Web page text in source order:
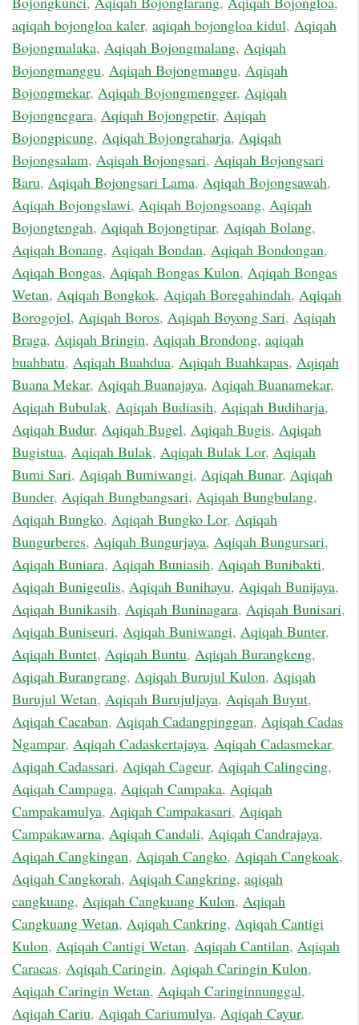
aqiqah bojongloa kaler, aqiqah bojongloa kidul, Aqiqah
Bojongmalaka, Aqiqah Bojongmalang, Aqiqah
Bojongmanggu, Aqiqah Bojongmangu, Aqiqah
Bojongmekar, Aqiqah Bojongmengger, Aqiqah
Bojongnegara, Aqiqah Bojongpetir, Aqiqah
Bojongpicung, Aqiqah Bojongraharja, Aqiqah
Bojongsalam, Aqiqah Bojongsari, Aqiqah Bojongsari
Baru, Aqiqah Bojongsari Lama, Aqiqah Bojongsawah,
Aqiqah Bojongslawi, Aqiqah Bojongsoang, Aqiqah
Bojongtengah, Aqiqah Bojongtipar, Aqiqah Bolang,
Aqiqah Bonang, Aqiqah Bondan, Aqiqah Bondongan,
Aqiqah Bongas, Aqiqah Bongas Kulon, Aqiqah Bongas
Wetan, Aqiqah Bongkok, Aqiqah Boregahindah, Aqiqah
Borogojol, Aqiqah Boros, Aqiqah Boyong Sari, Aqiqah
Braga, Aqiqah Bringin, Aqiqah Brondong, aqiqah
buahbatu, Aqiqah Buahdua, Aqiqah Buahkapas, Aqiqah
Buana Mekar, Aqiqah Buanajaya, Aqiqah Buanamekar,
Aqiqah Bubulak, Aqiqah Budiasih, Aqiqah Budiharja,
Aqiqah Budur, Aqiqah Bugel, Aqiqah Bugis, Aqiqah
Bugistua, Aqiqah Bulak, Aqiqah Bulak Lor, Aqiqah
Bumi Sari, Aqiqah Bumiwangi, Aqiqah Bunar, Aqiqah
Bunder, Aqiqah Bungbangsari, Aqiqah Bungbulang,
Aqiqah Bungko, Aqiqah Bungko Lor, Aqiqah
Bungurberes, Aqiqah Bungurjaya, Aqiqah Bungursari,
Aqiqah Buniara, Aqiqah Buniasih, Aqiqah Bunibakti,
Aqiqah Bunigeulis, Aqiqah Bunihayu, Aqiqah Bunijaya,
Aqiqah Bunikasih, Aqiqah Buninagara, Aqiqah Bunisari,
Aqiqah Buniseuri, Aqiqah Buniwangi, Aqiqah Bunter,
Aqiqah Buntet, Aqiqah Buntu, Aqiqah Burangkeng,
Aqiqah Burangrang, Aqiqah Burujul Kulon, Aqiqah
Burujul Wetan, Aqiqah Burujuljaya, Aqiqah Buyut,
Aqiqah Cacaban, Aqiqah Cadangpinggan, Aqiqah Cadas
Ngampar, Aqiqah Cadaskertajaya, Aqiqah Cadasmekar,
Aqiqah Cadassari, Aqiqah Cageur, Aqiqah Calingcing,
Aqiqah Campaga, Aqiqah Campaka, Aqiqah
Campakamulya, Aqiqah Campakasari, Aqiqah
Campakawarna, Aqiqah Candali, Aqiqah Candrajaya,
Aqiqah Cangkingan, Aqiqah Cangko, Aqiqah Cangkoak,
Aqiqah Cangkorah, Aqiqah Cangkring, aqiqah
cangkuang, Aqiqah Cangkuang Kulon, Aqiqah
Cangkuang Wetan, Aqiqah Cankring, Aqiqah Cantigi
Kulon, Aqiqah Cantigi Wetan, Aqiqah Cantilan, Aqiqah
Caracas, Aqiqah Caringin, Aqiqah Caringin Kulon,
Aqiqah Caringin Wetan, Aqiqah Caringinnunggal,
Aqiqah Cariu, Aqiqah Cariumulya, Aqiqah Cayur,